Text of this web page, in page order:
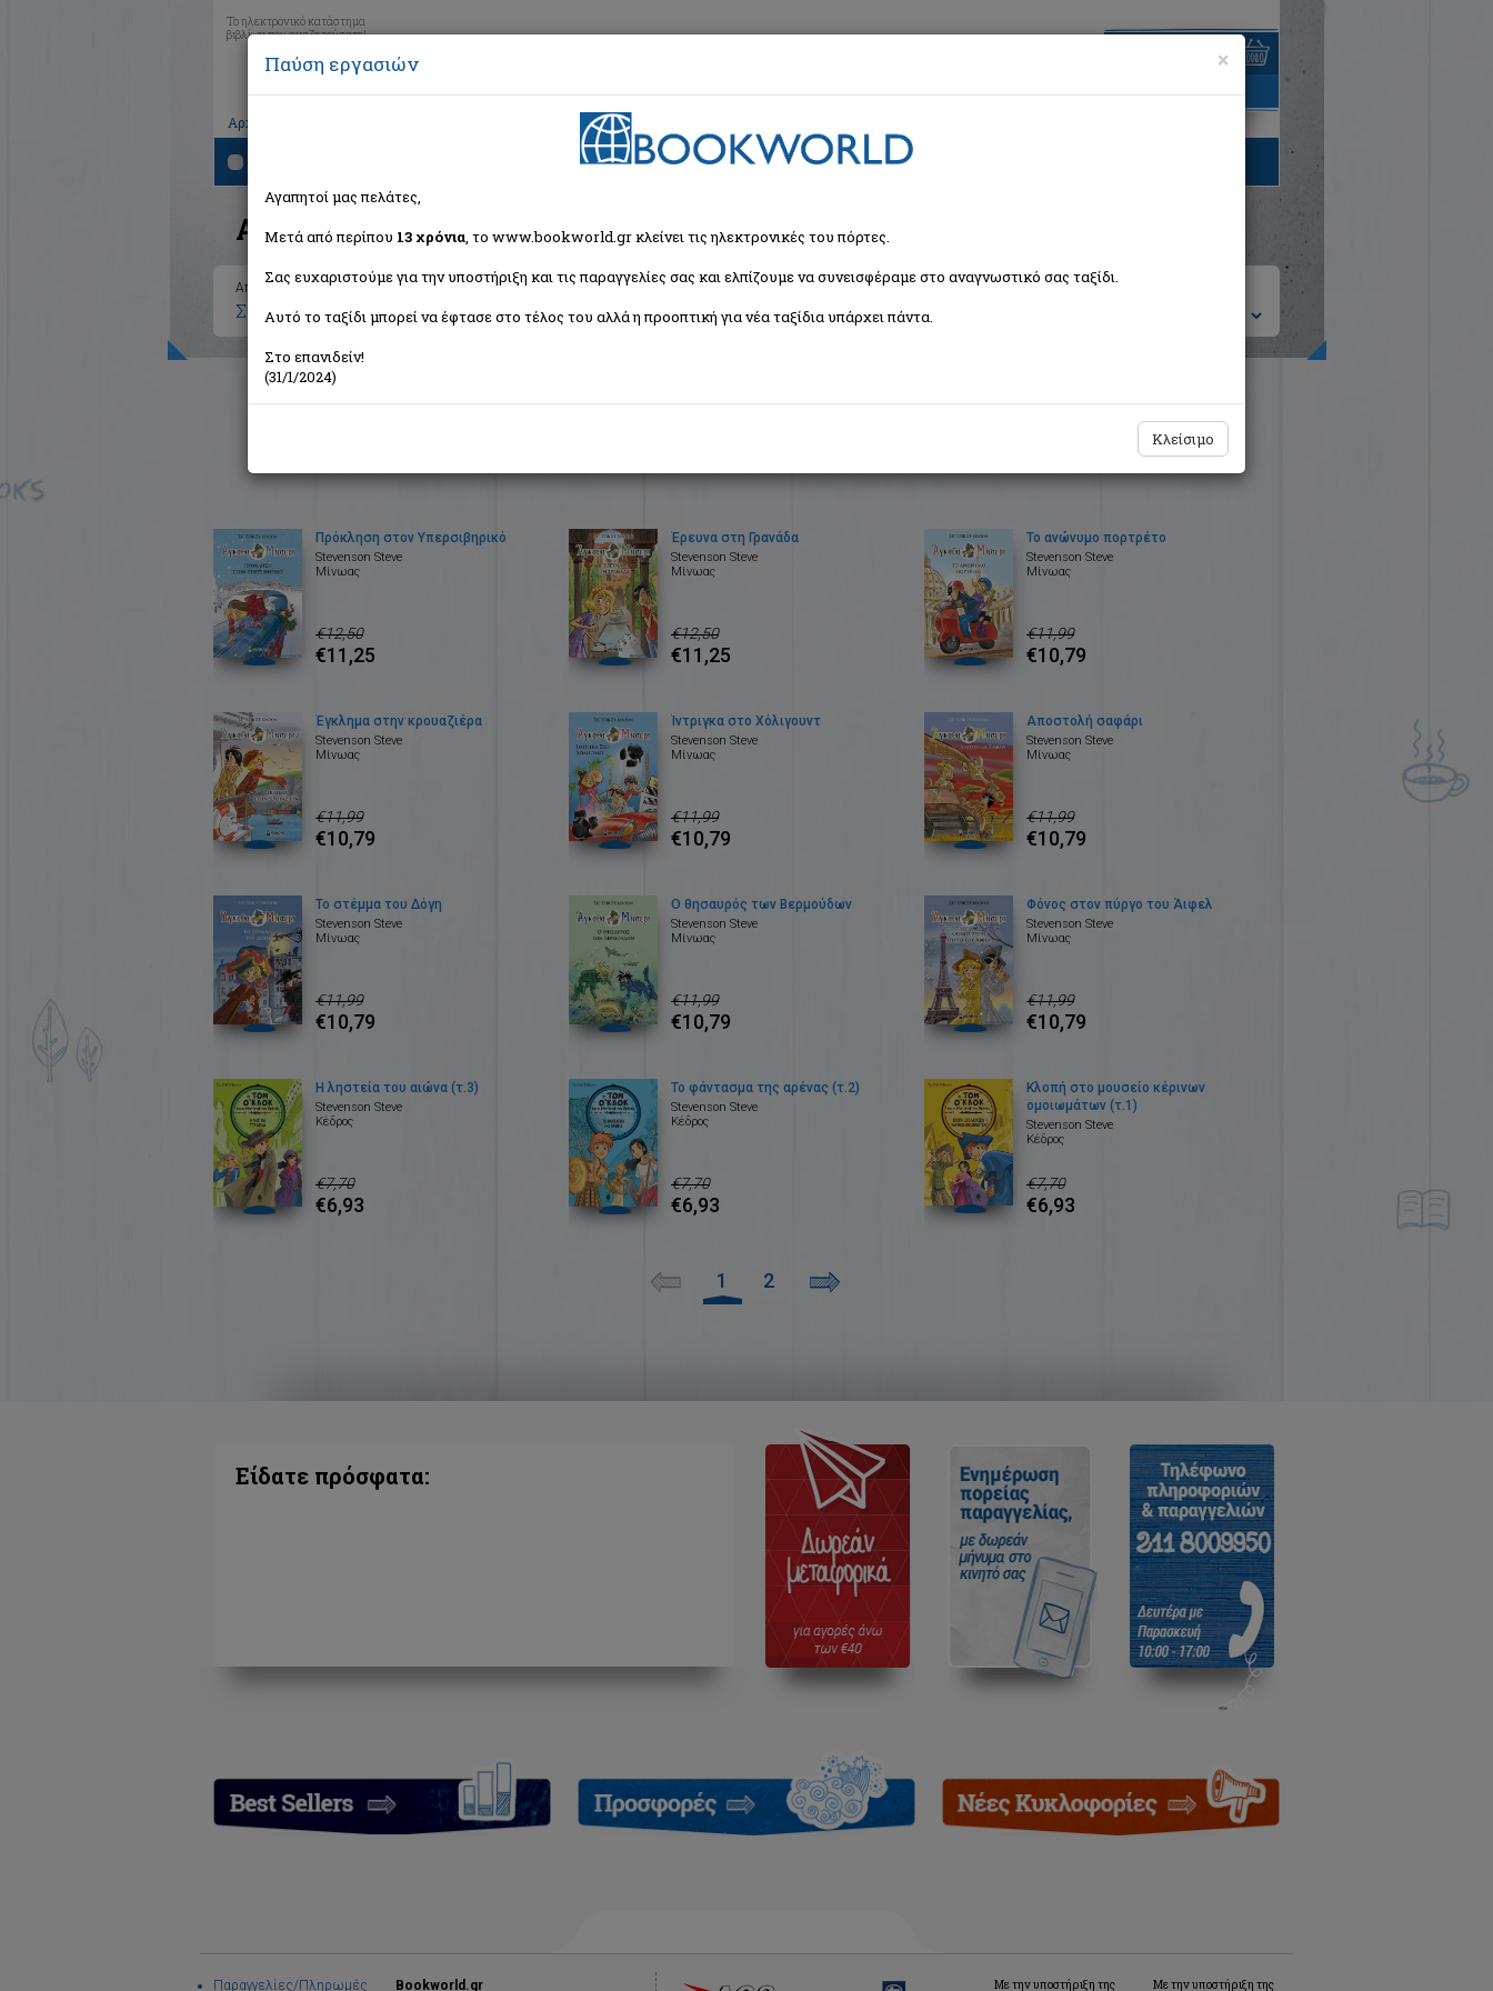
Το ηλεκτρονικό κατάστημα
βιβλίων που αναζητούσατε!
Αρχική
είναι άδειο
Αποτελέσματα αναζήτησης
Αποτελέσματα αναζήτησης για:
Συγγραφέας: Stevenson Steve (18 βιβλία)
Ταξινόμηση ανά:
Πρόκληση στον Υπερσιβηρικό
Stevenson Steve
Μίνωας
€12,50
€11,25
Έρευνα στη Γρανάδα
Stevenson Steve
Μίνωας
€12,50
€11,25
Το ανώνυμο πορτρέτο
Stevenson Steve
Μίνωας
€11,99
€10,79
Έγκλημα στην κρουαζιέρα
Stevenson Steve
Μίνωας
€11,99
€10,79
Ίντριγκα στο Χόλιγουντ
Stevenson Steve
Μίνωας
€11,99
€10,79
Αποστολή σαφάρι
Stevenson Steve
Μίνωας
€11,99
€10,79
Το στέμμα του Δόγη
Stevenson Steve
Μίνωας
€11,99
€10,79
Ο θησαυρός των Βερμούδων
Stevenson Steve
Μίνωας
€11,99
€10,79
Φόνος στον πύργο του Άιφελ
Stevenson Steve
Μίνωας
€11,99
€10,79
Η ληστεία του αιώνα (τ.3)
Stevenson Steve
Κέδρος
€7,70
€6,93
Το φάντασμα της αρένας (τ.2)
Stevenson Steve
Κέδρος
€7,70
€6,93
Κλοπή στο μουσείο κέρινων
ομοιωμάτων (τ.1)
Stevenson Steve
Κέδρος
€7,70
€6,93
1 2
Είδατε πρόσφατα:
Παραγγελίες/Πληρωμές Bookworld.gr Με την υποστήριξη της Με την υποστήριξη της
×
Παύση εργασιών
Αγαπητοί μας πελάτες,
Μετά από περίπου 13 χρόνια, το www.bookworld.gr κλείνει τις ηλεκτρονικές του πόρτες.
Σας ευχαριστούμε για την υποστήριξη και τις παραγγελίες σας και ελπίζουμε να συνεισφέραμε στο αναγνωστικό σας ταξίδι.
Αυτό το ταξίδι μπορεί να έφτασε στο τέλος του αλλά η προοπτική για νέα ταξίδια υπάρχει πάντα.
Στο επανιδείν!
(31/1/2024)
Κλείσιμο